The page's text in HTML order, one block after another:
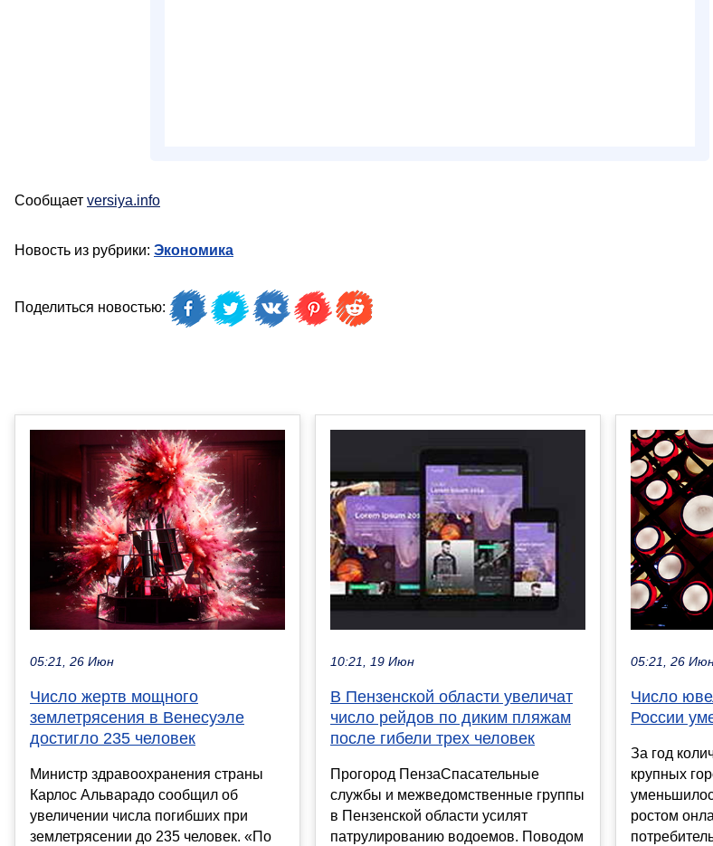
Сообщает versiya.info
Новость из рубрики: Экономика
Поделиться новостью:
05:21, 26 Июн
Число жертв мощного
землетрясения в Венесуэле
достигло 235 человек
Министр здравоохранения страны
Карлос Альварадо сообщил об
увеличении числа погибших при
землетрясении до 235 человек. «По
10:21, 19 Июн
В Пензенской области увеличат
число рейдов по диким пляжам
после гибели трех человек
Прогород ПензаСпасательные
службы и межведомственные группы
в Пензенской области усилят
патрулированию водоемов. Поводом
05:21, 26
Число
России
За год
крупных
ростом